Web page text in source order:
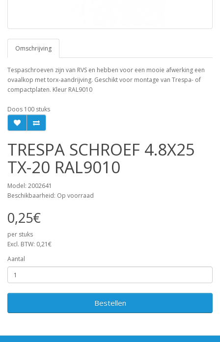
Omschrijving
Tespaschroeven zijn van RVS en hebben voor een mooie afwerking een
ovaalkop met torx-aandrijving. Geschikt voor montage van Trespa- of
compactplaten. Kleur RAL9010
Doos 100 stuks
TRESPA SCHROEF 4.8X25
TX-20 RAL9010
Model: 2002641
Beschikbaarheid: Op voorraad
0,25€
per stuks
Excl. BTW: 0,21€
Aantal
Bestellen